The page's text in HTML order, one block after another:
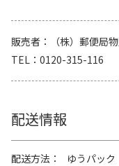
販売者
（株）郵便局
TEL
0120-315-116
配送情報
配送方法
ゆうパック